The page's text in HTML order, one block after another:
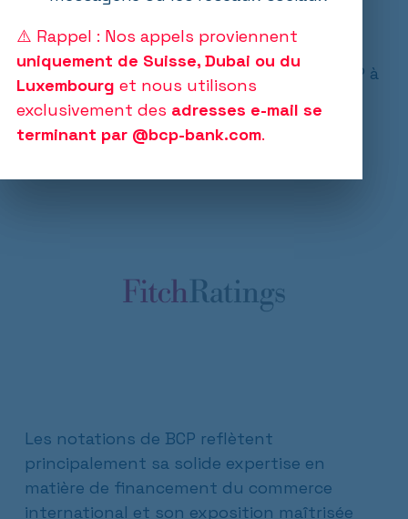
perspective stable. L'agence a également
confirmé la note de viabilité (VR) de la BCP à
« bbb- ».
Les notations de BCP reflètent
principalement sa solide expertise en
matière de financement du commerce
international et son exposition maîtrisée
⚠️ Rappel : Nos appels proviennent
uniquement de Suisse, Dubai ou du
Luxembourg et nous utilisons
exclusivement des adresses e-mail se
terminant par @bcp-bank.com.